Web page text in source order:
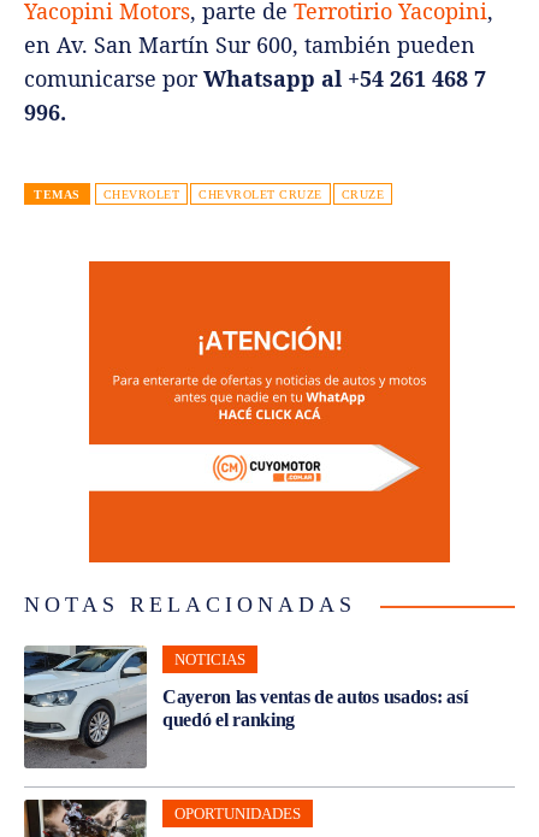
Yacopini Motors, parte de Terrotirio Yacopini,
en Av. San Martín Sur 600, también pueden
comunicarse porWhatsapp al +54 261 468 7
996.
TEMAS CHEVROLET CHEVROLET CRUZE CRUZE
NOTAS RELACIONADAS
NOTICIAS
Cayeron las ventas de autos usados: así
quedó el ranking
OPORTUNIDADES